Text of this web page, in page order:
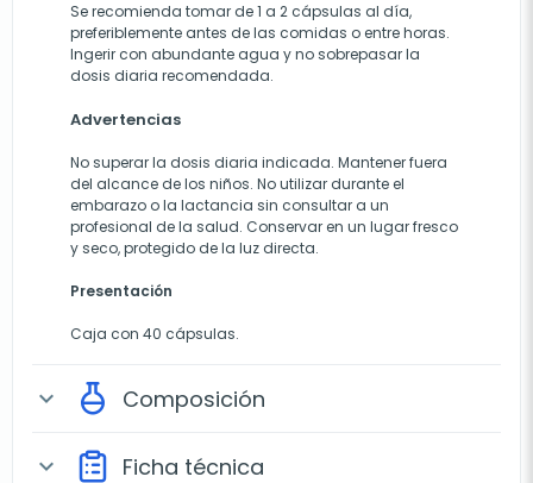
Se recomienda tomar de 1 a 2 cápsulas al día,
preferiblemente antes de las comidas o entre horas.
Ingerir con abundante agua y no sobrepasar la
dosis diaria recomendada.
Advertencias
No superar la dosis diaria indicada. Mantener fuera
del alcance de los niños. No utilizar durante el
embarazo o la lactancia sin consultar a un
profesional de la salud. Conservar en un lugar fresco
y seco, protegido de la luz directa.
Presentación
Caja con 40 cápsulas.
expand_more Composición
expand_more Ficha técnica